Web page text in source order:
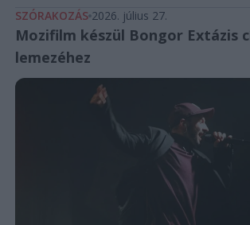
SZÓRAKOZÁS 2026. július 27.
Mozifilm készül Bongor Extázis
lemezéhez